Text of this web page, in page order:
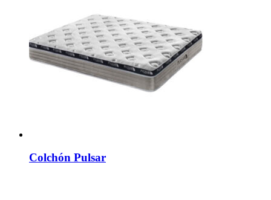
Colchón Pulsar